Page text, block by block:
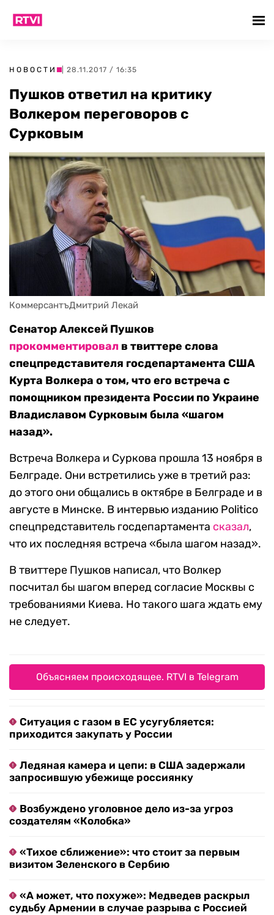
НОВОСТИ | 28.11.2017 / 16:35
Пушков ответил на критику
Волкером переговоров с
Сурковым
КоммерсантъДмитрий Лекай
Сенатор Алексей Пушков
прокомментировал в твиттере слова
спецпредставителя госдепартамента США
Курта Волкера о том, что его встреча с
помощником президента России по Украине
Владиславом Сурковым была «шагом
назад».
Встреча Волкера и Суркова прошла 13 ноября в
Белграде. Они встретились уже в третий раз:
до этого они общались в октябре в Белграде и в
августе в Минске. В интервью изданию Politico
спецпредставитель госдепартамента сказал,
что их последняя встреча «была шагом назад».
В твиттере Пушков написал, что Волкер
посчитал бы шагом вперед согласие Москвы с
требованиями Киева. Но такого шага ждать ему
не следует.
Объясняем происходящее. RTVI в Telegram
Ситуация с газом в ЕС усугубляется:
приходится закупать у России
Ледяная камера и цепи: в США задержали
запросившую убежище россиянку
Возбуждено уголовное дело из-за угроз
создателям «Колобка»
«Тихое сближение»: что стоит за первым
визитом Зеленского в Сербию
«А может, что похуже»: Медведев раскрыл
судьбу Армении в случае разрыва с Россией